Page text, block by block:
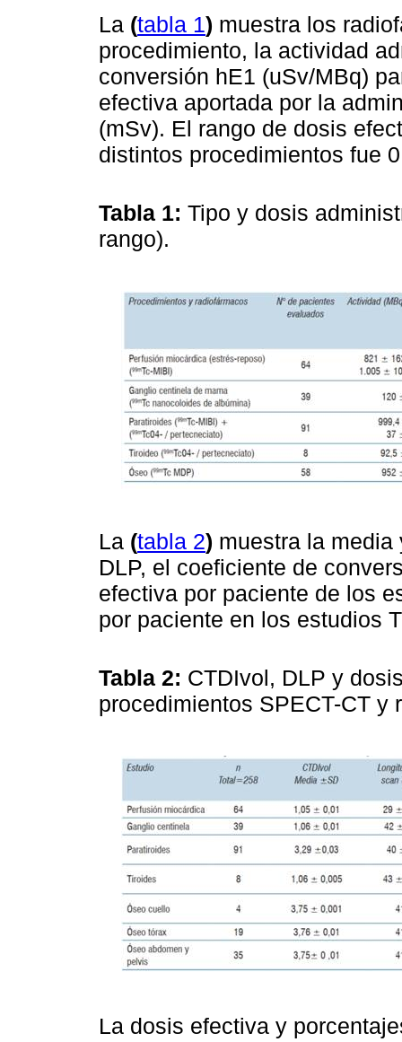
La (tabla 1) muestra los
procedimiento, la actividad
conversión hE1 (uSv/MBq)
efectiva aportada por la
(mSv). El rango de dosis
distintos procedimientos fue
Tabla 1: Tipo y dosis
rango).
La (tabla 2) muestra la
DLP, el coeficiente de
efectiva por paciente de los
por paciente en los estudios
Tabla 2: CTDIvol, DLP y
procedimientos SPECT-CT
La dosis efectiva y